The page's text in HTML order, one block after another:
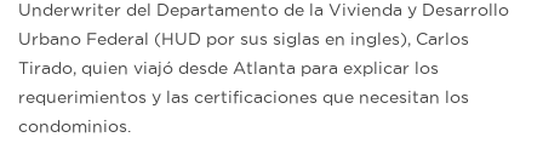
Underwriter del Departamento de la Vivienda y Desarrollo
Urbano Federal (HUD por sus siglas en ingles), Carlos
Tirado, quien viajó desde Atlanta para explicar los
requerimientos y las certificaciones que necesitan los
condominios.